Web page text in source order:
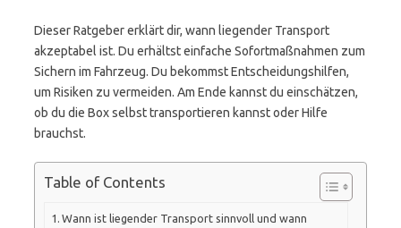
Dieser Ratgeber erklärt dir, wann liegender Transport
akzeptabel ist. Du erhältst einfache Sofortmaßnahmen zum
Sichern im Fahrzeug. Du bekommst Entscheidungshilfen,
um Risiken zu vermeiden. Am Ende kannst du einschätzen,
ob du die Box selbst transportieren kannst oder Hilfe
brauchst.
Table of Contents
Wann ist liegender Transport sinnvoll und wann